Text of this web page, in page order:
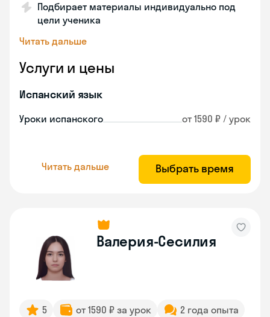
Подбирает материалы индивидуально под
цели ученика
Читать дальше
Услуги и цены
Испанский язык
Уроки испанского от 1590 ₽ / урок
Читать дальше Выбрать время
Валерия-Сесилия
5 от 1590 ₽ за урок 2 года опыта